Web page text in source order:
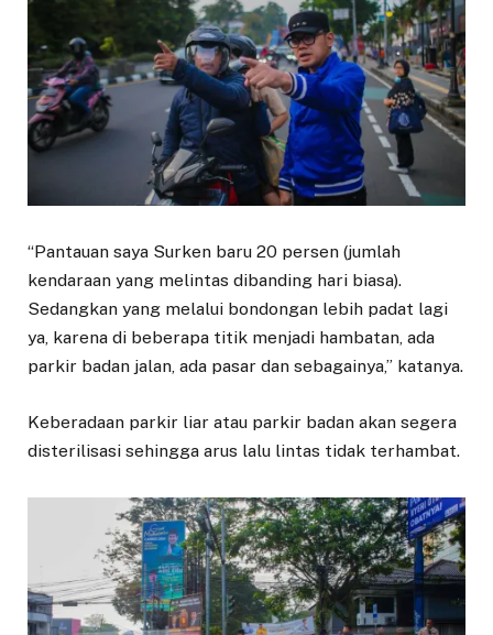
“Pantauan saya Surken baru 20 persen (jumlah
kendaraan yang melintas dibanding hari biasa).
Sedangkan yang melalui bondongan lebih padat lagi
ya, karena di beberapa titik menjadi hambatan, ada
parkir badan jalan, ada pasar dan sebagainya,” katanya.
Keberadaan parkir liar atau parkir badan akan segera
disterilisasi sehingga arus lalu lintas tidak terhambat.